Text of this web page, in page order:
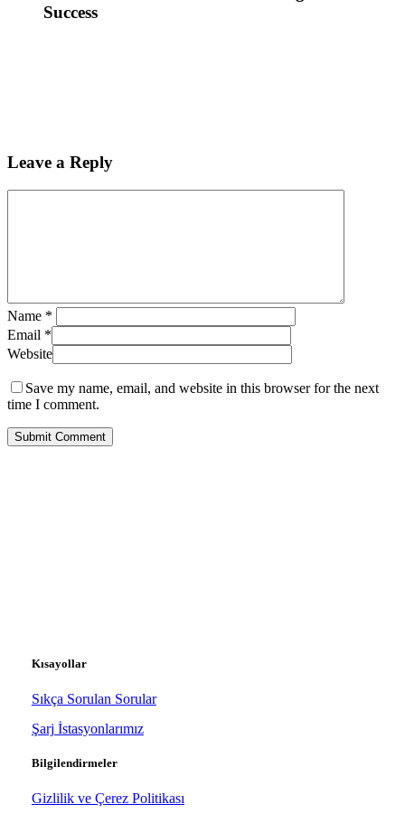
Success
Leave a Reply
Name *
Email *
Website
Save my name, email, and website in this browser for the next
time I comment.
Kısayollar
Sıkça Sorulan Sorular
Şarj İstasyonlarımız
Bilgilendirmeler
Gizlilik ve Çerez Politikası